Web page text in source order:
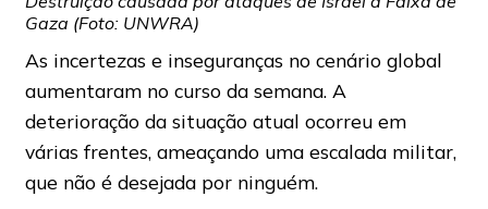
Gaza (Foto: UNWRA)
As incertezas e inseguranças no cenário global
aumentaram no curso da semana. A
deterioração da situação atual ocorreu em
várias frentes, ameaçando uma escalada militar,
que não é desejada por ninguém.